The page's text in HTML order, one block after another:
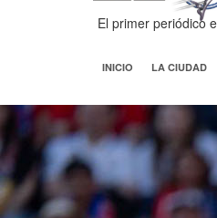
El primer periódico
INICIO LA CIUDAD